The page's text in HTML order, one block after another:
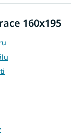
160x195